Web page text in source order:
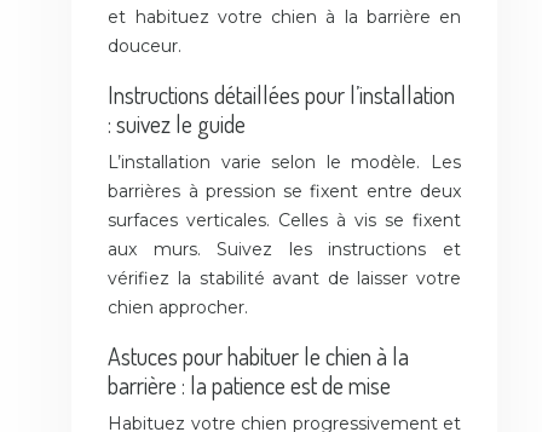
et habituez votre chien à la barrière en
douceur.
Instructions détaillées pour l’installation
: suivez le guide
L’installation varie selon le modèle. Les
barrières à pression se fixent entre deux
surfaces verticales. Celles à vis se fixent
aux murs. Suivez les instructions et
vérifiez la stabilité avant de laisser votre
chien approcher.
Astuces pour habituer le chien à la
barrière : la patience est de mise
Habituez votre chien progressivement et